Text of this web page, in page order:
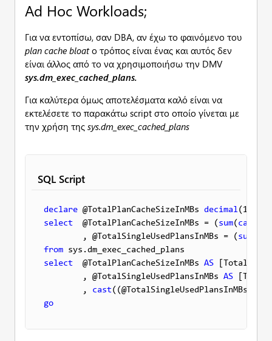
Ad Hoc Workloads;
Για να εντοπίσω, σαν DBA, αν έχω το φαινόμενο του
plan cache bloato τρόπος είναι ένας και αυτός δεν
είναι άλλος από το να χρησιμοποιήσω την DMV
sys.dm exec cached plans.
Για καλύτερα όμως αποτελέσματα καλό είναι να
εκτελέσετε το παρακάτω script στο οποίο γίνεται με
την χρήση της sys.dm exec cached_ plans
SQL Script
declare @TotalPlanCacheSizeInMBs decimal(18,2),
select
  @TotalPlanCacheSizeInMBs = (
sum( cast
        , @TotalSingleUsedPlansInMBs = (
sum
from
select
  @TotalPlanCacheSizeInMBs
AS [Total
        , @TotalSingleUsedPlansInMBs
AS [Total
        ,
cast((@TotalSingleUsedPlansInMBs *
go